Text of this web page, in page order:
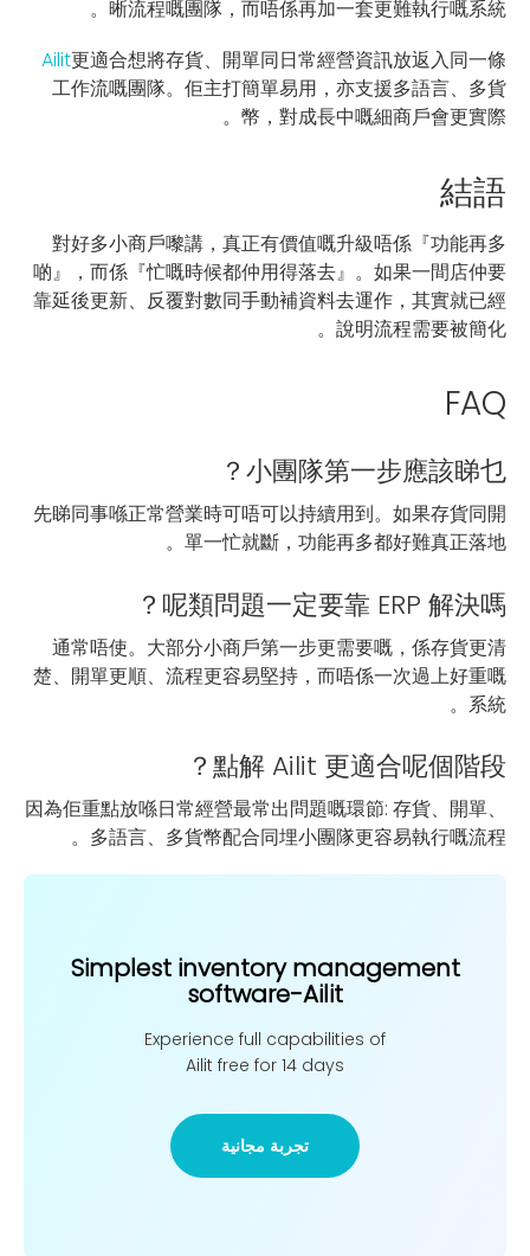
晰流程嘅團隊，而唔係再加一套更難執行嘅系統。
Ailit更適合想將存貨、開單同日常經營資訊放返入同一條
工作流嘅團隊。佢主打簡單易用，亦支援多語言、多貨
幣，對成長中嘅細商戶會更實際。
結語
對好多小商戶嚟講，真正有價值嘅升級唔係『功能再多
啲』，而係『忙嘅時候都仲用得落去』。如果一間店仲要
靠延後更新、反覆對數同手動補資料去運作，其實就已經
說明流程需要被簡化。
FAQ
小團隊第一步應該睇乜？
先睇同事喺正常營業時可唔可以持續用到。如果存貨同開
單一忙就斷，功能再多都好難真正落地。
呢類問題一定要靠 ERP 解決嗎？
通常唔使。大部分小商戶第一步更需要嘅，係存貨更清
楚、開單更順、流程更容易堅持，而唔係一次過上好重嘅
系統。
點解 Ailit 更適合呢個階段？
因為佢重點放喺日常經營最常出問題嘅環節: 存貨、開單、
多語言、多貨幣配合同埋小團隊更容易執行嘅流程。
Simplest inventory management
software-Ailit
Experience full capabilities of
Ailit free for 14 days
تجربة مجانية